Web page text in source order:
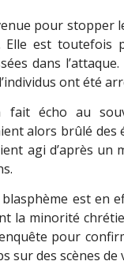
pour stopper
Elle est toutefois
dans
ont été
fait écho au
alors brûlé des
agi d’après
blasphème est
la minorité
pour
sur des scènes